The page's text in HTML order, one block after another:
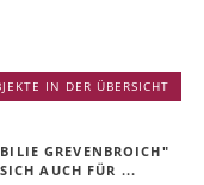
IN DER ÜBERSICHT
GREVENBROICH"
AUCH FÜR ...